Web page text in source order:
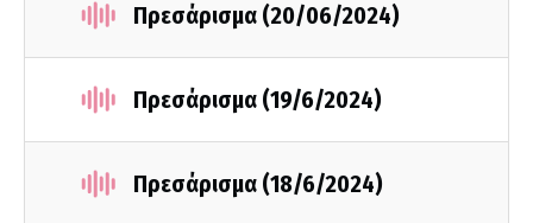
Πρεσάρισμα (20/06/2024)
Πρεσάρισμα (19/6/2024)
Πρεσάρισμα (18/6/2024)